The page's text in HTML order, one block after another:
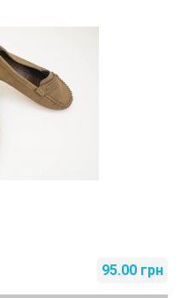
95.00 грн